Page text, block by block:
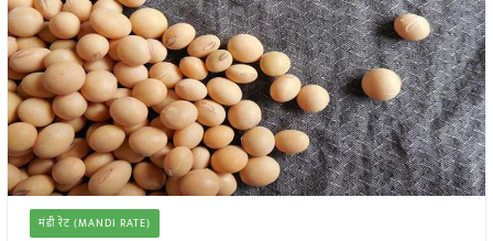
मंडी रेट (MANDI RATE)